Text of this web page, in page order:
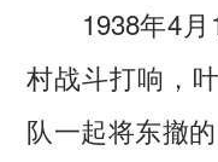
1938年4月
村战斗打响，
队一起将东撤